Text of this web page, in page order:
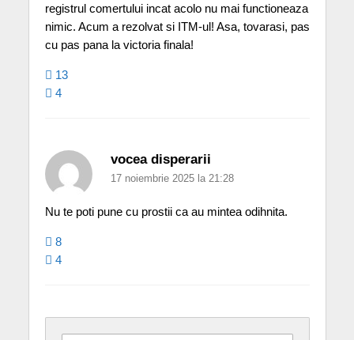
registrul comertului incat acolo nu mai functioneaza
nimic. Acum a rezolvat si ITM-ul! Asa, tovarasi, pas
cu pas pana la victoria finala!
13
4
vocea disperarii
17 noiembrie 2025 la 21:28
Nu te poti pune cu prostii ca au mintea odihnita.
8
4